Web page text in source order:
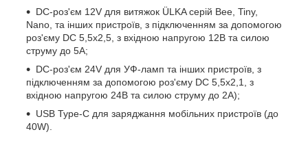
DC-роз'єм 12V для витяжок ÜLKA серій Bee, Tiny,
Nano, та інших пристроїв, з підключенням за допомогою
роз'єму DC 5,5х2,5, з вхідною напругою 12В та силою
струму до 5А;
DC-роз'єм 24V для УФ-ламп та інших пристроїв, з
підключенням за допомогою роз'єму DC 5,5х2,1, з
вхідною напругою 24В та силою струму до 2А);
USB Type-C для заряджання мобільних пристроїв (до
40W).